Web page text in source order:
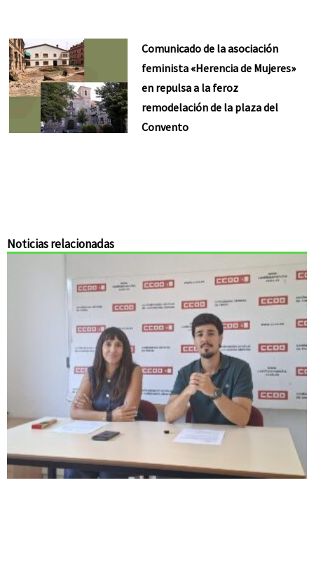
Comunicado de la asociación
feminista «Herencia de Mujeres»
en repulsa a la feroz
remodelación de la plaza del
Convento
Noticias relacionadas